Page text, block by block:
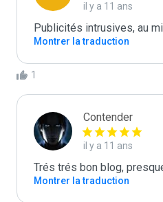
il y a 11 ans
Publicités intrusives, au
Montrer la traduction
1
Contender
il y a 11 ans
Trés trés bon blog,
Montrer la traduction